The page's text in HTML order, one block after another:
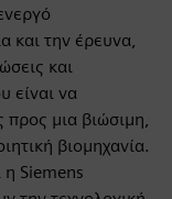
και την έρευνα,
και
είναι να
προς μια βιώσιμη,
βιομηχανία.
Siemens